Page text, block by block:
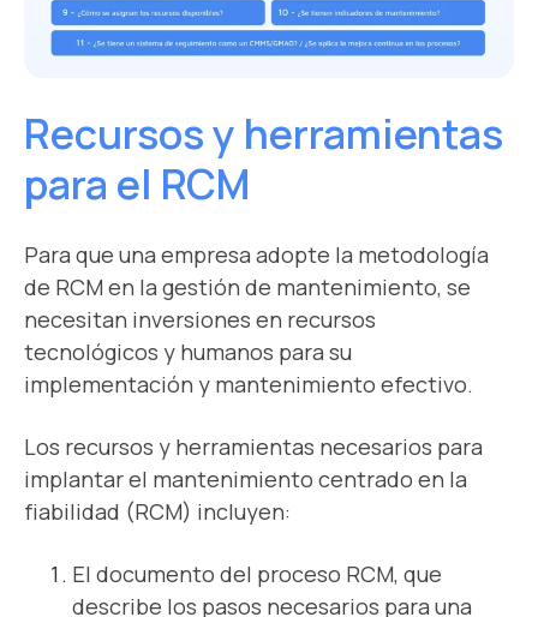
Recursos y herramientas
para el RCM
Para que una empresa adopte la metodología
de RCM en la gestión de mantenimiento, se
necesitan inversiones en recursos
tecnológicos y humanos para su
implementación y mantenimiento efectivo.
Los recursos y herramientas necesarios para
implantar el mantenimiento centrado en la
fiabilidad (RCM) incluyen:
El documento del proceso RCM, que
describe los pasos necesarios para una